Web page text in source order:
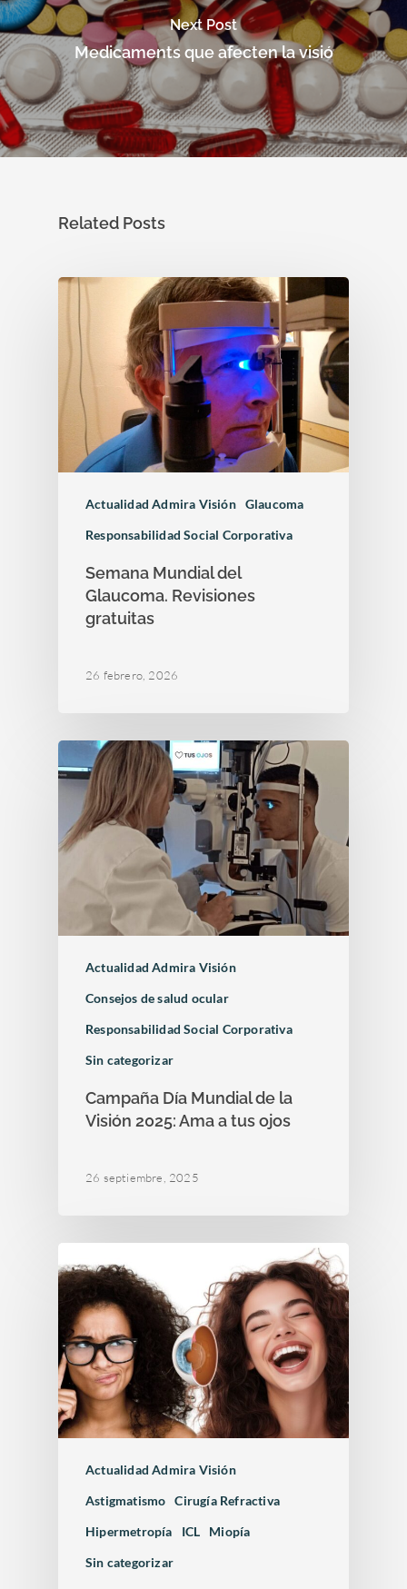
Next Post
Medicaments que afecten la visió
Related Posts
Actualidad Admira Visión Glaucoma
Responsabilidad Social Corporativa
Semana Mundial del
Glaucoma. Revisiones
gratuitas
26 febrero, 2026
Actualidad Admira Visión
Consejos de salud ocular
Responsabilidad Social Corporativa
Sin categorizar
Campaña Día Mundial de la
Visión 2025: Ama a tus ojos
26 septiembre, 2025
Actualidad Admira Visión
Astigmatismo
Cirugía Refractiva
Hipermetropía
ICL
Miopía
Sin categorizar